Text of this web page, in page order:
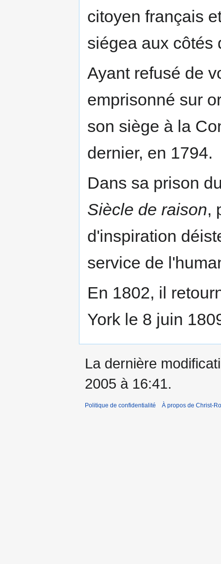
citoyen français
siégea aux côtés
Ayant refusé de
emprisonné sur
son siège à la
dernier, en 1794.
Dans sa prison
Siècle de raison,
d'inspiration
service de
En 1802, il
York le 8 juin
La dernière
2005 à 16:41.
Politique de confidentialité À propos de Christ-